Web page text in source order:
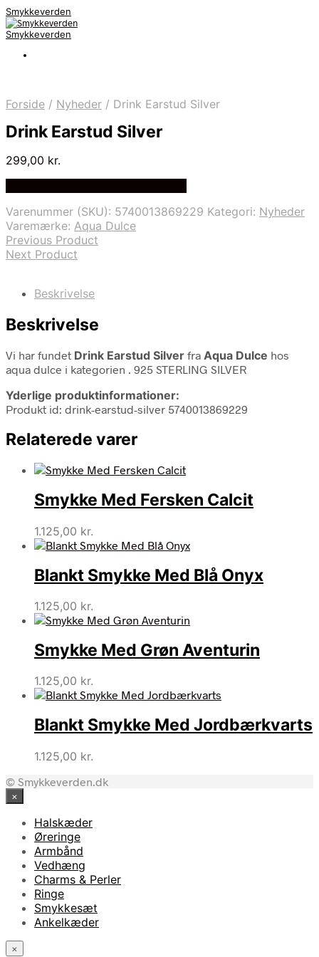
Smykkeverden
Smykkeverden
Forside / Nyheder / Drink Earstud Silver
Drink Earstud Silver
299,00 kr.
Varenummer (SKU): 5740013869229 Kategori: Nyheder
Varemærke: Aqua Dulce
Previous Product
Next Product
Beskrivelse
Beskrivelse
Vi har fundet Drink Earstud Silver fra Aqua Dulce hos
aqua dulce i kategorien . 925 STERLING SILVER
Yderlige produktinformationer:
Produkt id: drink-earstud-silver 5740013869229
Relaterede varer
Smykke Med Fersken Calcit
1.125,00 kr.
Blankt Smykke Med Blå Onyx
1.125,00 kr.
Smykke Med Grøn Aventurin
1.125,00 kr.
Blankt Smykke Med Jordbærkvarts
1.125,00 kr.
© Smykkeverden.dk
×
Halskæder
Øreringe
Armbånd
Vedhæng
Charms & Perler
Ringe
Smykkesæt
Ankelkæder
×